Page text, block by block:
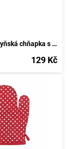
Orion Kuchyňská chňapka s magnetem NEJLEPŠÍ MAMINKA
129 Kč